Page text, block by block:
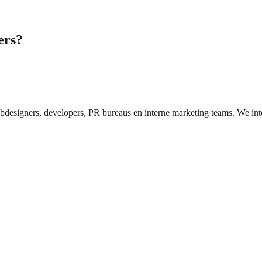
developers, PR bureaus en interne marketing teams. We